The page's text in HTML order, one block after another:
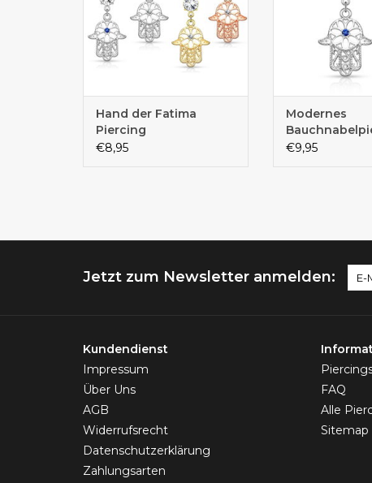
Hand der Fatima
Piercing
€8,95
Modernes
€9,95
Jetzt zum Newsletter anmelden:
Kundendienst
Impressum
Über Uns
AGB
Widerrufsrecht
Datenschutzerklärung
Zahlungsarten
FAQ
Alle
Sitemap